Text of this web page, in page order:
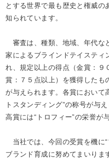
とする世界で最も歴史と権威の
知られています。
審査は、種類、地域、年代な
家によるブラインドテイスティ
れ、規定以上の得点（金賞：９
賞：７５点以上）を獲得したも
が与えられます。各賞において
トスタンディング”の称号が与
高賞には“トロフィー”の栄誉が
当社では、今回の受賞を機に“
ブランド育成に努めてまいりま